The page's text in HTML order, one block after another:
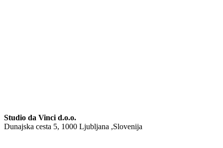
Studio da Vinci d.o.o.
Dunajska cesta 5, 1000 Ljubljana ,Slovenija